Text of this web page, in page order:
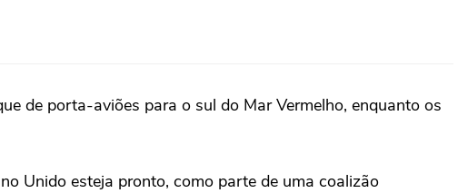
de porta-aviões para o sul do Mar Vermelho, enquanto os
‌Unido esteja pronto, ‌como parte de uma coalizão